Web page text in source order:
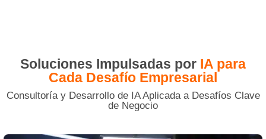
Soluciones Impulsadas por IA para
Cada Desafío Empresarial
Consultoría y Desarrollo de IA Aplicada a Desafíos Clave
de Negocio